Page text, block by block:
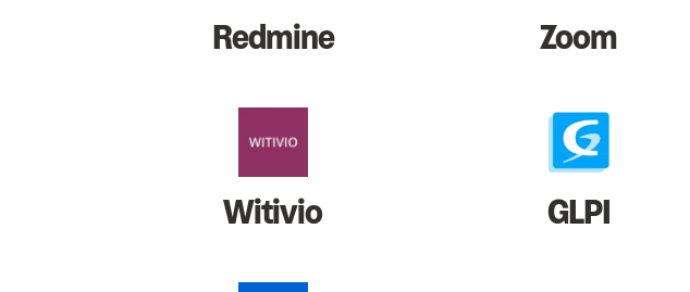
Redmine Zoom
Witivio GLPI